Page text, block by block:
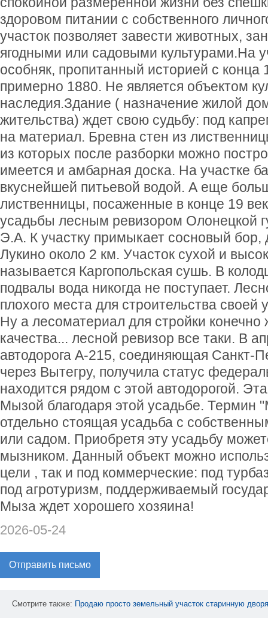
здоровом питании с собственного
участок позволяет завести животных,
ягодными или садовыми культурами.На
особняк, пропитанный историей с конца
примерно 1880. Не является объектом
наследия.Здание ( назначение жилой
жительства) ждет свою судьбу: под
на материал. Бревна стен из
из которых после разборки можно
имеется и амбарная доска. На участке
вкуснейшей питьевой водой. А еще
лиственницы, посаженные в конце 19
усадьбы лесным ревизором Олонецкой
Э.А. К участку примыкает сосновый бор,
Лукино около 2 км. Участок сухой и
называется Каргопольская сушь. В
подвалы вода никогда не поступает.
плохого места для строительства
Ну а лесоматериал для стройки конечно
качества... лесной ревизор все таки. В
автодорога А-215, соединяющая Санкт-
через Вытегру, получила статус
находится рядом с этой автодорогой.
Мызой благодаря этой усадьбе. Термин
отдельно стоящая усадьба с
или садом. Приобретя эту усадьбу
мызником. Данный объект можно
цели , так и под коммерческие: под
под агротуризм, поддерживаемый
Мыза ждет хорошего хозяина!
2026-05-24
Отправить письмо
Смотрите также: Продаю просто земельный участок старинную